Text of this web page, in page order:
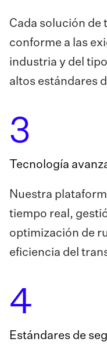
Cada solución de
conforme a las
industria y del
altos estándares
3
Tecnología
Nuestra
tiempo real,
optimización de
eficiencia del
4
Estándares de